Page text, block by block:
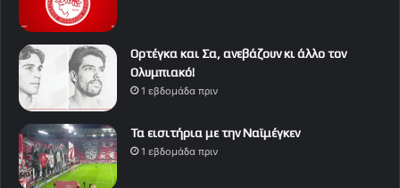
Ορτέγκα και Σα, ανεβάζουν κι άλλο τον
Ολυμπιακό!
1 εβδομάδα πριν
Τα εισιτήρια με την Ναϊμέγκεν
1 εβδομάδα πριν